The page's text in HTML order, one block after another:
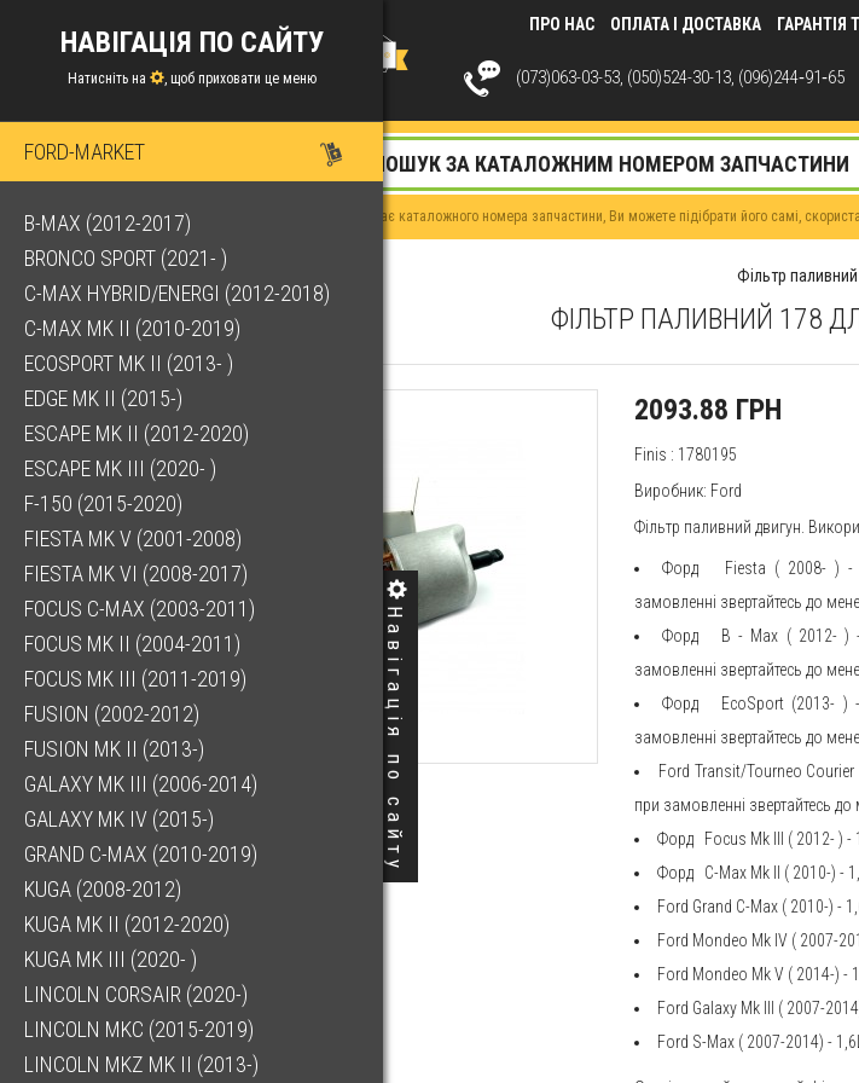
Навігація по сайту
ПРО НАС ОПЛАТА І ДОСТАВКА ГАРАНТІЯ
(073)063-03-53, (050)524-30-13, (096)244‑91‑65
НАВІГАЦІЯ ПО САЙТУ
Натисніть на , щоб приховати це меню
FORD-MARKET
B-MAX (2012-2017)
BRONCO SPORT (2021- )
C-MAX HYBRID/ENERGI (2012-2018)
C-MAX MK II (2010-2019)
ECOSPORT MK II (2013- )
EDGE MK II (2015-)
ESCAPE MK II (2012-2020)
ESCAPE MK III (2020- )
F-150 (2015-2020)
FIESTA MK V (2001-2008)
FIESTA MK VI (2008-2017)
FOCUS C-MAX (2003-2011)
FOCUS MK II (2004-2011)
FOCUS MK III (2011-2019)
FUSION (2002-2012)
FUSION MK II (2013-)
GALAXY MK III (2006-2014)
GALAXY MK IV (2015-)
GRAND C-MAX (2010-2019)
KUGA (2008-2012)
KUGA MK II (2012-2020)
KUGA MK III (2020- )
LINCOLN CORSAIR (2020-)
LINCOLN MKC (2015-2019)
LINCOLN MKZ MK II (2013-)
Якщо у Вас немає каталожного номера запчастини, Ви можете підібрати його самі,
Фільтр
ФІЛЬТР ПАЛИВНИЙ 178
2093.88 ГРН
Finis : 1780195
Виробник: Ford
Фільтр паливний двигун.
Форд Fiesta (2008- ) -
замовленні звертайтесь до
Форд
B - Max (2012- ) -
замовленні звертайтесь до
Форд
EcoSport (2013- )
замовленні звертайтесь до
Ford Transit/Tourneo Courier
при замовленні звертайтесь
Форд
Focus Mk III ( 2012- ) -
Форд
C-Max Mk II ( 2010-) -
Ford Grand C-Max ( 2010-) -
Ford Mondeo Mk IV ( 2007-
Ford Mondeo Mk V ( 2014-) -
Ford Galaxy Mk III ( 2007-
Ford S-Max ( 2007-2014) -